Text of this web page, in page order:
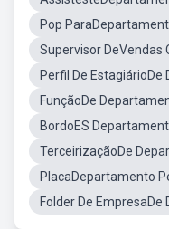
Pop
Supervisor DeVendas
Perfil De EstagiárioDe
FunçãoDe
BordoES
TerceirizaçãoDe
PlacaDepartamento
Folder De